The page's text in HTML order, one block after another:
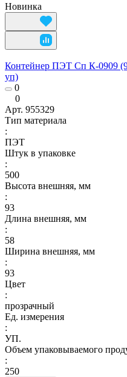
Новинка
Контейнер ПЭТ Сп К-0909
уп)
0
0
Арт. 955329
Тип материала
:
ПЭТ
Штук в упаковке
:
500
Высота внешняя, мм
:
93
Длина внешняя, мм
:
58
Ширина внешняя, мм
:
93
Цвет
:
прозрачный
Ед. измерения
:
УП.
Объем упаковываемого
:
250